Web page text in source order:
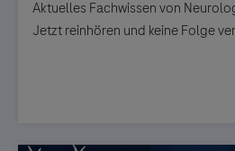
Aktuelles Fachwissen von
Jetzt reinhören und keine Folge